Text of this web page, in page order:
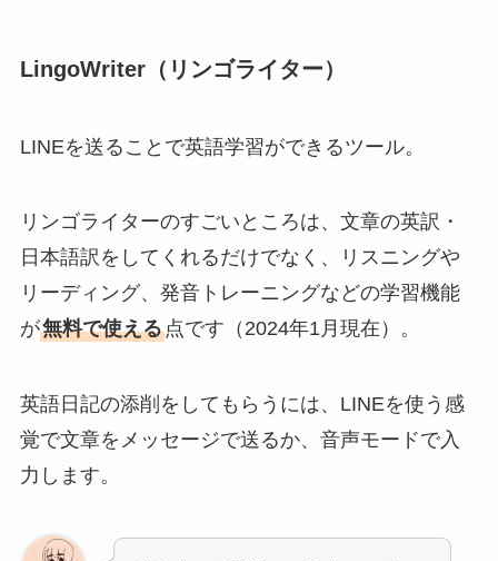
LingoWriter（リンゴライター）
LINEを送ることで英語学習ができるツール。
リンゴライターのすごいところは、文章の英訳・
日本語訳をしてくれるだけでなく、リスニングや
リーディング、発音トレーニングなどの学習機能
が無料で使える点です（2024年1月現在）。
英語日記の添削をしてもらうには、LINEを使う感
覚で文章をメッセージで送るか、音声モードで入
力します。